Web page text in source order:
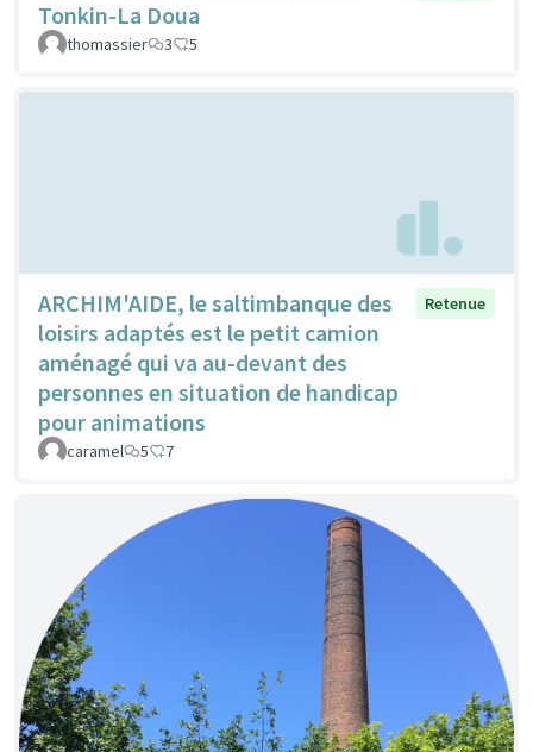
Tonkin-La Doua
thomassier 3 5
ARCHIM'AIDE, le saltimbanque des
loisirs adaptés est le petit camion
aménagé qui va au-devant des
personnes en situation de handicap
pour animations
Retenue
caramel 5 7